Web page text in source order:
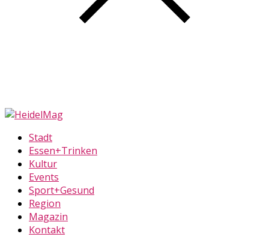
Stadt
Essen+Trinken
Kultur
Events
Sport+Gesund
Region
Magazin
Kontakt